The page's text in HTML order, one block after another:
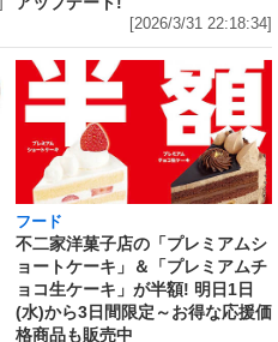
[2026/3/31 22:18:34]
フード
不二家洋菓子店の「プレミアムシ
ョートケーキ」＆「プレミアムチ
ョコ生ケーキ」が半額! 明日1日
(水)から3日間限定～お得な応援価
格商品も販売中